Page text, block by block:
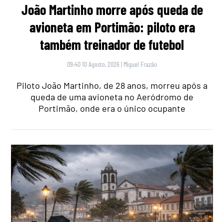
João Martinho morre após queda de
avioneta em Portimão: piloto era
também treinador de futebol
09:40 10 Agosto, 2026 | Miguel Frazão
Piloto João Martinho, de 28 anos, morreu após a
queda de uma avioneta no Aeródromo de
Portimão, onde era o único ocupante